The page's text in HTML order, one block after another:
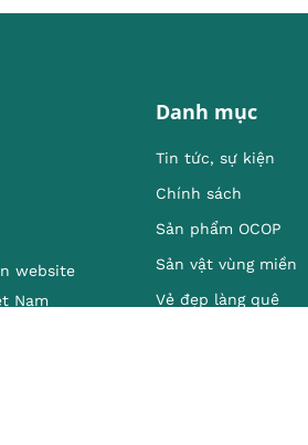
website
Nam
Danh mục
Tin tức, sự kiện
Chính sách
Sản phẩm OCOP
Sản vật vùng miền
Vẻ đẹp làng quê